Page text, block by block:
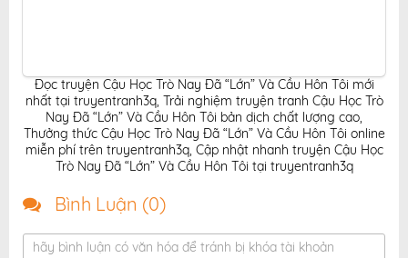
Đọc truyện Cậu Học Trò Nay Đã “Lớn” Và Cầu Hôn Tôi mới
nhất tại truyentranh3q, Trải nghiệm truyện tranh Cậu Học Trò
Nay Đã “Lớn” Và Cầu Hôn Tôi bản dịch chất lượng cao,
Thưởng thức Cậu Học Trò Nay Đã “Lớn” Và Cầu Hôn Tôi online
miễn phí trên truyentranh3q, Cập nhật nhanh truyện Cậu Học
Trò Nay Đã “Lớn” Và Cầu Hôn Tôi tại truyentranh3q
Bình Luận (0)
hãy bình luận có văn hóa để tránh bị khóa tài khoản